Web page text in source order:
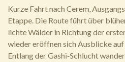
Kurze Fahrt nach Cerem,
Etappe. Die Route führt über
lichte Wälder in Richtung der
wieder eröffnen sich Ausblicke
Entlang der Gashi-Schlucht